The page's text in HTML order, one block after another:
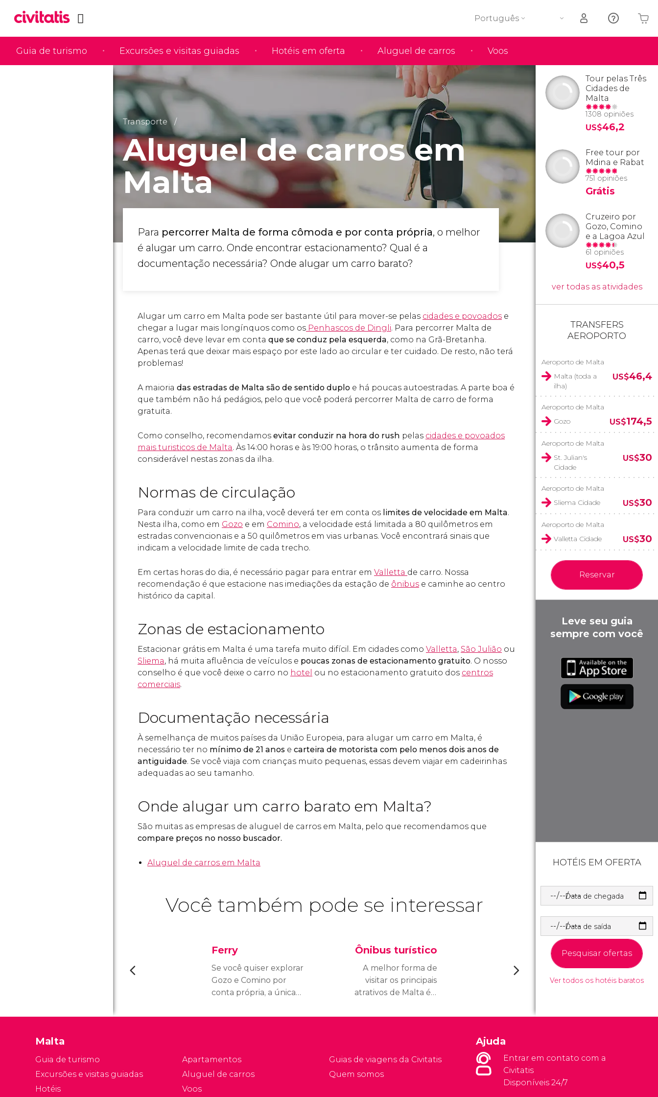
Guia de turismo Excursões e visitas guiadas Hotéis em oferta Aluguel de carros Voos
Português
Transporte
Aluguel de carros em
Malta
Para percorrer Malta de forma cômoda e por conta própria, o melhor
é alugar um carro. Onde encontrar estacionamento? Qual é a
documentação necessária? Onde alugar um carro barato?
Alugar um carro em Malta pode ser bastante útil para mover-se pelas cidades e povoados e
chegar a lugar mais longínquos como os Penhascos de Dingli. Para percorrer Malta de
carro, você deve levar em conta que se conduz pela esquerda, como na Grã-Bretanha.
Apenas terá que deixar mais espaço por este lado ao circular e ter cuidado. De resto, não terá
problemas!
A maioria das estradas de Malta são de sentido duplo e há poucas autoestradas. A parte boa é
que também não há pedágios, pelo que você poderá percorrer Malta de carro de forma
gratuita.
Como conselho, recomendamos evitar conduzir na hora do rush pelas cidades e povoados
mais turisticos de Malta. Às 14:00 horas e às 19:00 horas, o trânsito aumenta de forma
considerável nestas zonas da ilha.
Normas de circulação
Para conduzir um carro na ilha, você deverá ter em conta os limites de velocidade em Malta.
Nesta ilha, como em Gozo e em Comino, a velocidade está limitada a 80 quilômetros em
estradas convencionais e a 50 quilômetros em vias urbanas. Você encontrará sinais que
indicam a velocidade limite de cada trecho.
Em certas horas do dia, é necessário pagar para entrar em Valletta de carro. Nossa
recomendação é que estacione nas imediações da estação de ônibus e caminhe ao centro
histórico da capital.
Zonas de estacionamento
Estacionar grátis em Malta é uma tarefa muito difícil. Em cidades como Valletta, São Julião ou
Sliema, há muita afluência de veículos e poucas zonas de estacionamento gratuito. O nosso
conselho é que você deixe o carro no hotel ou no estacionamento gratuito dos centros
comerciais.
Documentação necessária
À semelhança de muitos países da União Europeia, para alugar um carro em Malta, é
necessário ter no mínimo de 21 anos e carteira de motorista com pelo menos dois anos de
antiguidade. Se você viaja com crianças muito pequenas, essas devem viajar em cadeirinhas
adequadas ao seu tamanho.
Onde alugar um carro barato em Malta?
São muitas as empresas de aluguel de carros em Malta, pelo que recomendamos que
compare preços no nosso buscador.
Aluguel de carros em Malta
Você também pode se interessar
Ferry
Se você quiser explorar
Gozo e Comino por
conta própria, a única
que saem diariamente
Ônibus turístico
A melhor forma de
visitar os principais
atrativos de Malta é a
turístico. Do seu teto
desta ilha mediterrânea.
Tour pelas Três
Cidades de
Malta
1308 opiniões
US$46,2
Free tour por
Mdina e Rabat
751 opiniões
Grátis
Cruzeiro por
Gozo, Comino
e a Lagoa Azul
61 opiniões
US$40,5
ver todas as atividades
TRANSFERS
AEROPORTO
Aeroporto de Malta
Malta (toda a
ilha)
US$46,4
Aeroporto de Malta
Gozo
US$174,5
Aeroporto de Malta
St. Julian's
Cidade
US$30
Aeroporto de Malta
Sliema Cidade
US$30
Aeroporto de Malta
Valletta Cidade
US$30
Reservar
Leve seu guia
sempre com você
HOTÉIS EM OFERTA
Data de chegada
Data de saída
Pesquisar ofertas
Ver todos os hotéis baratos
Malta
Guia de turismo
Excursões e visitas guiadas
Hotéis
Apartamentos
Aluguel de carros
Voos
Guias de viagens da Civitatis
Quem somos
Ajuda
Entrar em contato com a
Civitatis
Disponíveis 24/7